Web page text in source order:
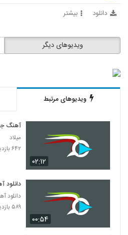
دانلود بیشتر
ویدیوهای دیگر
ویدیوهای مرتبط
۰۲:۱۲
آهنگ
میلاد
۶۴۲ بازدید
۰۰:۵۴
دانلود
۵۸۹ بازدید